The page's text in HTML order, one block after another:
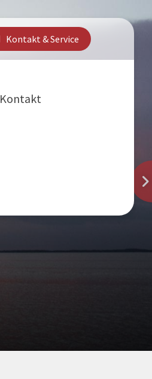
Kontakt & Service
Kontakt